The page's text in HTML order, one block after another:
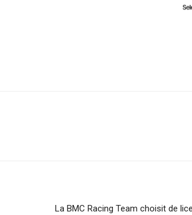
La BMC Racing Team choisit de